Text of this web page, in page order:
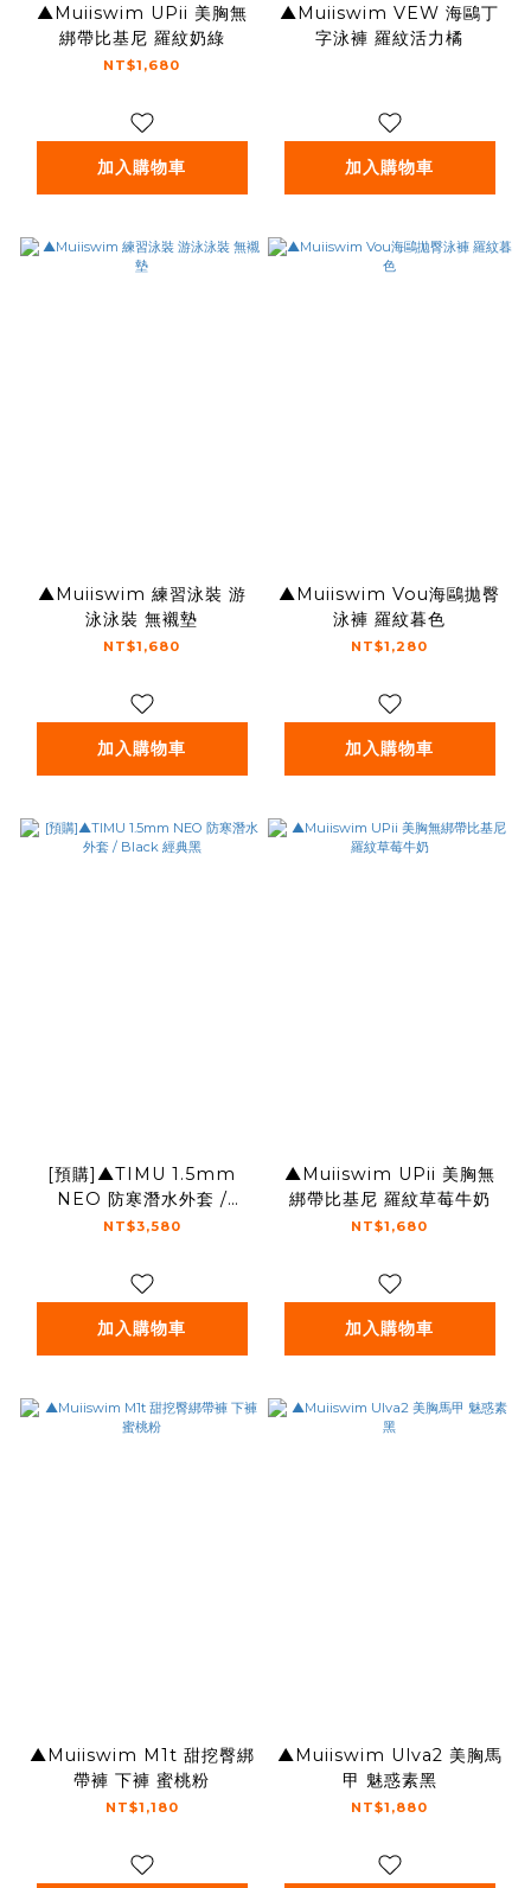
▲Muiiswim UPii 美胸無
綁帶比基尼 羅紋奶綠
NT$1,680
加入購物車
▲Muiiswim VEW 海鷗丁
字泳褲 羅紋活力橘
加入購物車
▲Muiiswim 練習泳裝 游
泳泳裝 無襯墊
NT$1,680
加入購物車
▲Muiiswim Vou海鷗拋臀
泳褲 羅紋暮色
NT$1,280
加入購物車
[預購]▲TIMU 1.5mm
NEO 防寒潛水外套 /
Black 經典黑
NT$3,580
加入購物車
▲Muiiswim UPii 美胸無
綁帶比基尼 羅紋草莓牛奶
NT$1,680
加入購物車
▲Muiiswim M1t 甜挖臀綁
帶褲 下褲 蜜桃粉
NT$1,180
▲Muiiswim Ulva2 美胸馬
甲 魅惑素黑
NT$1,880